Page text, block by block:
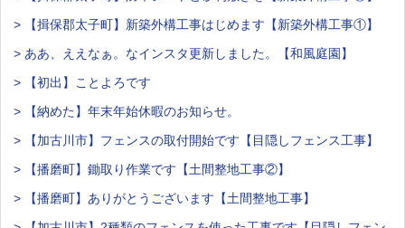
> 【揖保郡太子町】新築外構工事はじめます【新築外構工事①】
> ああ、ええなぁ。なインスタ更新しました。【和風庭園】
> 【初出】ことよろです
> 【納めた】年末年始休暇のお知らせ。
> 【加古川市】フェンスの取付開始です【目隠しフェンス工事】
> 【播磨町】鋤取り作業です【土間整地工事②】
> 【播磨町】ありがとうございます【土間整地工事】